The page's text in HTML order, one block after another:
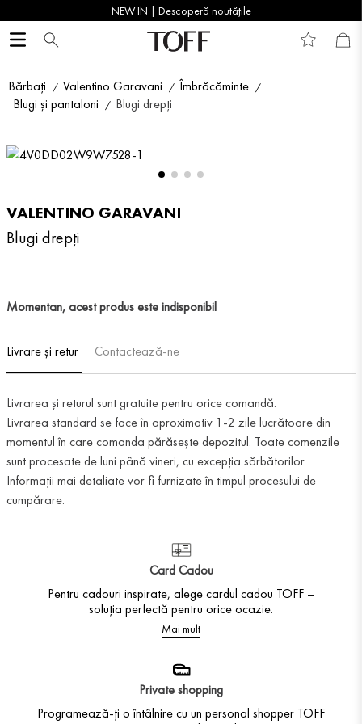
NEW IN | Descoperă noutățile
Bărbați Valentino Garavani
Îmbrăcăminte
Blugi și pantaloni
Blugi drepți
VALENTINO GARAVANI
Blugi drepți
Momentan, acest produs este indisponibil
Livrare și retur Contactează-ne
Livrarea și returul sunt gratuite pentru orice comandă.
Livrarea standard se face în aproximativ 1-2 zile lucrătoare din
momentul în care comanda părăsește depozitul. Toate comenzile
sunt procesate de luni până vineri, cu excepția sărbătorilor.
Informații mai detaliate vor fi furnizate în timpul procesului de
cumpărare.
Card Cadou
Pentru cadouri inspirate, alege cardul cadou TOFF –
soluția perfectă pentru orice ocazie.
Mai mult
Private shopping
Programează-ți o întâlnire cu un personal shopper TOFF